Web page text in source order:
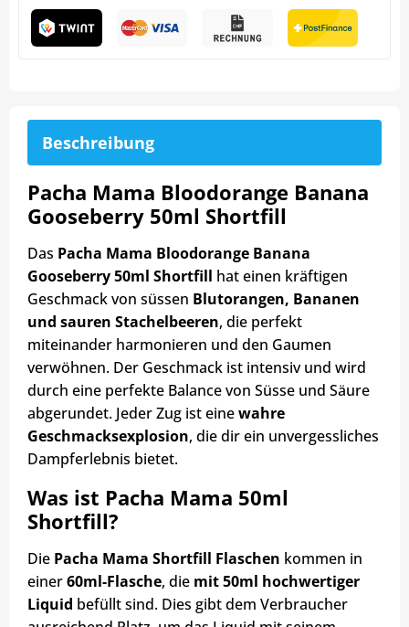
Beschreibung
Pacha Mama Bloodorange Banana
Gooseberry 50ml Shortfill
Das Pacha Mama Bloodorange Banana
Gooseberry 50ml Shortfill hat einen kräftigen
Geschmack von süssen Blutorangen, Bananen
und sauren Stachelbeeren, die perfekt
miteinander harmonieren und den Gaumen
verwöhnen. Der Geschmack ist intensiv und wird
durch eine perfekte Balance von Süsse und Säure
abgerundet. Jeder Zug ist einewahre
Geschmacksexplosion, die dir ein unvergessliches
Dampferlebnis bietet.
Was ist Pacha Mama 50ml
Shortfill?
Die Pacha Mama Shortfill Flaschen kommen in
einer60ml-Flasche, die mit 50ml hochwertiger
Liquid befüllt sind. Dies gibt dem Verbraucher